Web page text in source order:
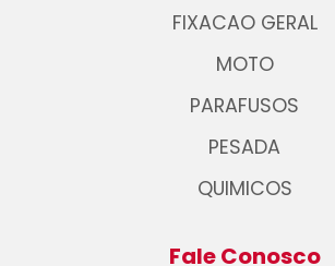
FIXACAO GERAL
MOTO
PARAFUSOS
PESADA
QUIMICOS
Fale Conosco